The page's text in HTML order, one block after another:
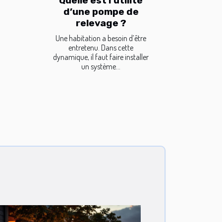
d’une pompe de
relevage ?
Une habitation a besoin d’être
entretenu. Dans cette
dynamique, il faut faire installer
un système...